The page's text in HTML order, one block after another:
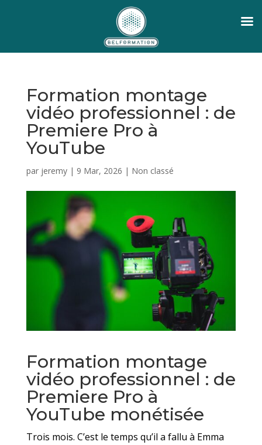
Formation montage
vidéo professionnel : de
Premiere Pro à
YouTube
par jeremy| 9 Mar, 2026 | Non classé
Formation montage
vidéo professionnel : de
Premiere Pro à
YouTube monétisée
Trois mois. C’est le temps qu’il a fallu à Emma